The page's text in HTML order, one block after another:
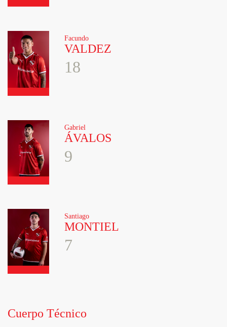
Facundo
VALDEZ
18
Gabriel
ÁVALOS
9
Santiago
MONTIEL
7
Cuerpo Técnico